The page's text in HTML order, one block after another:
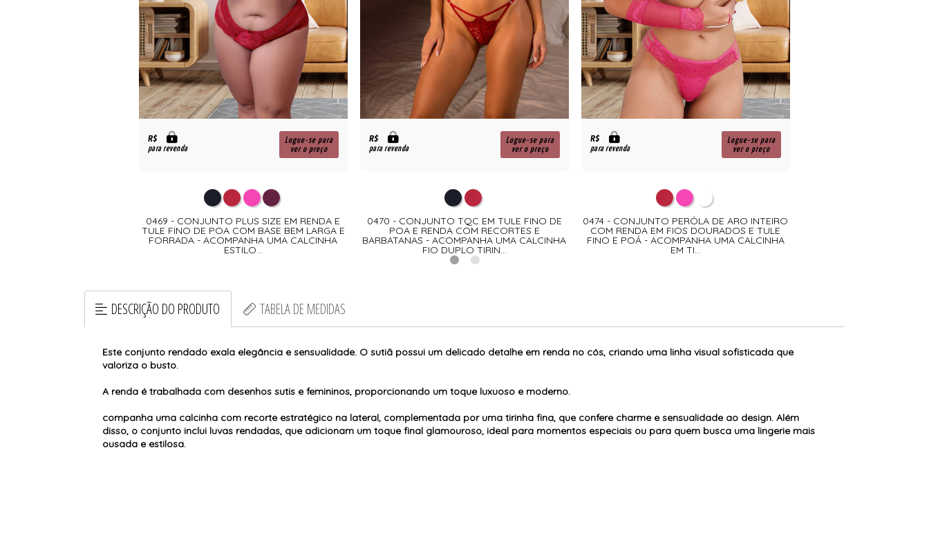
R$
para revenda
Logue-se para
ver o preço
0469 - CONJUNTO PLUS SIZE EM RENDA E
TULE FINO DE POA COM BASE BEM LARGA E
FORRADA - ACOMPANHA UMA CALCINHA
ESTILO...
R$
para revenda
Logue-se para
ver o preço
0470 - CONJUNTO TQC EM TULE FINO DE
POA E RENDA COM RECORTES E
BARBATANAS - ACOMPANHA UMA CALCINHA
FIO DUPLO TIRIN...
R$
para revenda
Logue-se para
ver o preço
0474 - CONJUNTO PERÓLA DE ARO INTEIRO
COM RENDA EM FIOS DOURADOS E TULE
FINO E POÁ - ACOMPANHA UMA CALCINHA
EM TI...
DESCRIÇÃO DO PRODUTO TABELA DE MEDIDAS
Este conjunto rendado exala elegância e sensualidade. O sutiã possui um delicado detalhe em renda no cós, criando uma linha visual sofisticada que
valoriza o busto.
A renda é trabalhada com desenhos sutis e femininos, proporcionando um toque luxuoso e moderno.
companha uma calcinha com recorte estratégico na lateral, complementada por uma tirinha fina, que confere charme e sensualidade ao design. Além
disso, o conjunto inclui luvas rendadas, que adicionam um toque final glamouroso, ideal para momentos especiais ou para quem busca uma lingerie mais
ousada e estilosa.